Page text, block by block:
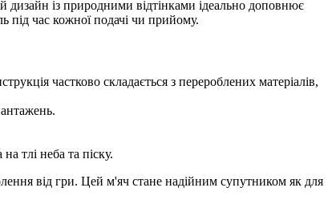
дизайн із природними відтінками ідеально доповнює
під час кожної подачі чи прийому.
частково складається з перероблених матеріалів,
тлі неба та піску.
від гри. Цей м'яч стане надійним супутником як для